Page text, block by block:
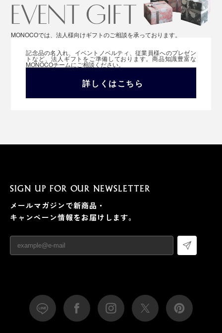
11. カシス
フランスの画家、モネがジヴェルニーの自宅につくった
「花の庭」から。
幅34×長さ95㎝のフェイスタオルは、一般的なフェイス
タオルより、大きめのサイズ。
朝、顔を洗って拭くのはもちろん、お風呂上がりに長い
髪をまとめたり、ジムや旅行先でバスタオル代わりに使
MONOCOでは、法人様向けギフトのご相談を承っております。
記念品の名入れ、イベントノベルティ、従業員様へのプレゼン
トなど、法人ギフトをご準備しております。商品知識豊富な
MONOCOチームにご相談ください。
詳しくはこちら
SIGN UP FOR OUR NEWSLETTER
メールマガジンで新商品・
キャンペーン情報をお届けします。